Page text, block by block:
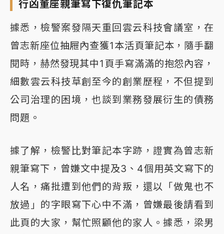
行凶董座親筆寫下復仇筆記本
據悉，檢警案發隔天重回雲云科技會議室，在
曾志新座位抽屜內查獲1本活頁筆記本，隨手翻
閱時，赫然發現其中1頁手寫滿滿的抱怨內容，
細數雲云科技草創至今的創業歷程，不但提到
公司治理的困境，也談到業務發展衍生的債務
問題。
據了解，檢警比對筆記本字跡，證實為曾志新
親筆寫下，曾嫌文中提及3、4個用英文寫下的
人名，痛批遭到他們的背叛，還以「做鬼也不
放過」的字眼寫下心中不滿，曾嫌最後請看到
此頁的大家，幫忙照顧他的家人。據悉，梁男